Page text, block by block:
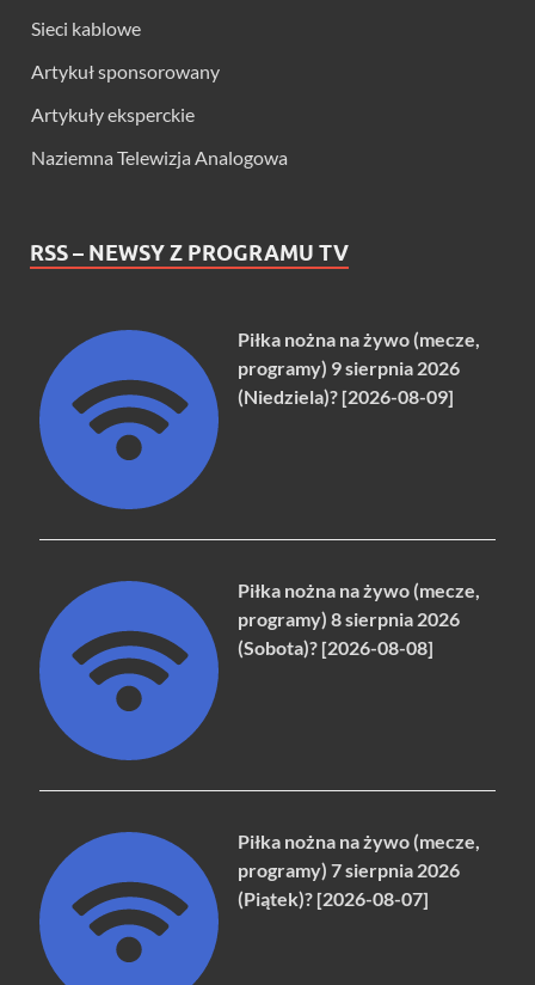
Sieci kablowe
Artykuł sponsorowany
Artykuły eksperckie
Naziemna Telewizja Analogowa
RSS – NEWSY Z PROGRAMU TV
Piłka nożna na żywo (mecze,
programy) 9 sierpnia 2026
(Niedziela)? [2026-08-09]
Piłka nożna na żywo (mecze,
programy) 8 sierpnia 2026
(Sobota)? [2026-08-08]
Piłka nożna na żywo (mecze,
programy) 7 sierpnia 2026
(Piątek)? [2026-08-07]